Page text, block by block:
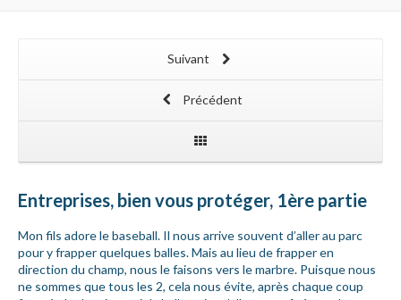
Suivant
Précédent
Entreprises, bien vous protéger, 1ère partie
Mon fils adore le baseball. Il nous arrive souvent d’aller au parc
pour y frapper quelques balles. Mais au lieu de frapper en
direction du champ, nous le faisons vers le marbre. Puisque nous
ne sommes que tous les 2, cela nous évite, après chaque coup